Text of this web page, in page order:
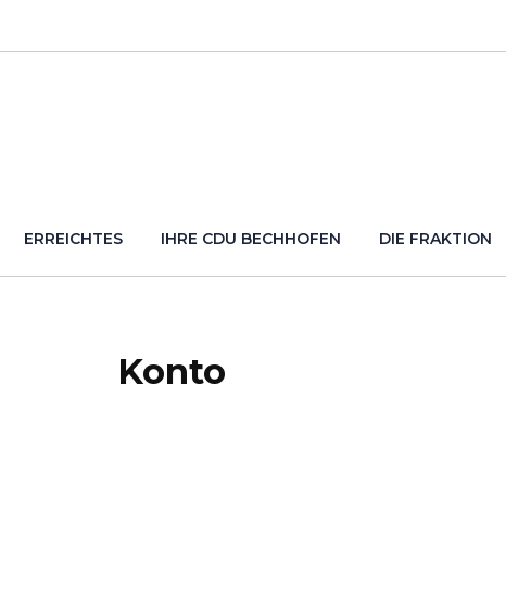
ERREICHTES IHRE CDU BECHHOFEN DIE FRAKTION
Konto